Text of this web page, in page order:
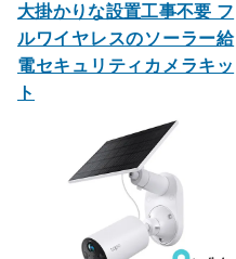
大掛かりな設置工事不要 フ
ルワイヤレスのソーラー給
電セキュリティカメラキッ
ト